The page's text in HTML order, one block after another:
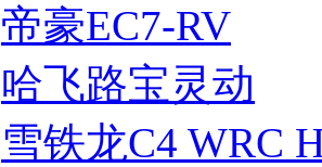
帝豪EC7-RV
哈飞路宝灵动
雪铁龙C4 WRC